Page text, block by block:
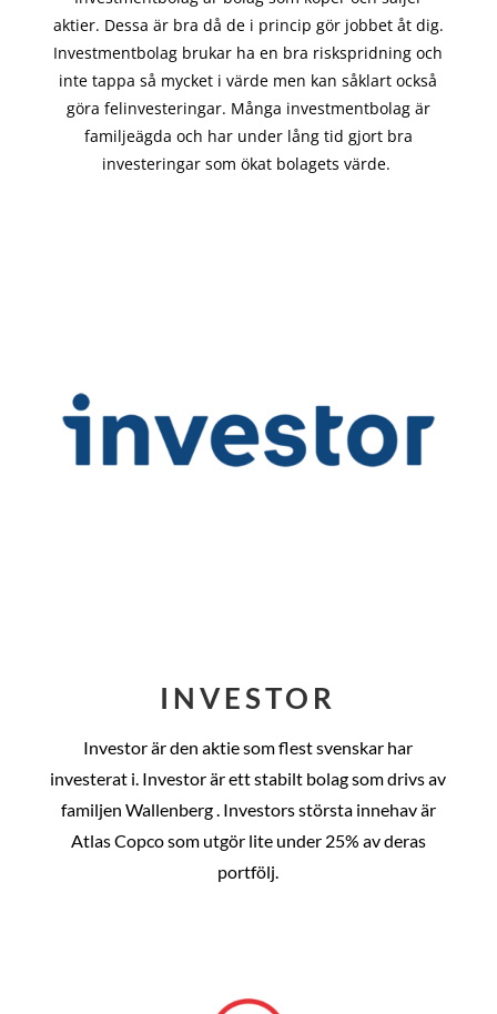
aktier. Dessa är bra då de i princip görjobbet åt dig.
Investmentbolag brukar ha en bra riskspridning och
inte tappa så mycket i värde men kan såklart också
göra felinvesteringar. Många investmentbolag är
familjeägda och har under lång tid gjort bra
investeringar som ökat bolagets värde.
INVESTOR
Investor är den aktie som flest svenskar har
investerat i. Investor är ett stabilt bolag som drivs av
familjen Wallenberg . Investors största innehav är
Atlas Copco som utgör lite under 25% av deras
portfölj.